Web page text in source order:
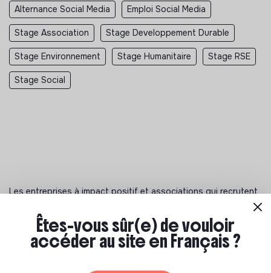
Alternance Social Media Emploi Social Media
Stage Association Stage Developpement Durable
Stage Environnement Stage Humanitaire Stage RSE
Stage Social
Les entreprises à impact positif et associations qui recrutent
Pour De Bon recrutement
>
Stage Marketing & Contenu - Donnez de la voix aux petits
producteurs (H/F) - Paris - Stage - Communication,
Community Management / Social Media, Relations presse,
Êtes-vous sûr(e) de vouloir
accéder au site en Français ?